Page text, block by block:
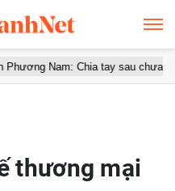
Chia tay sau chưa đầy 1 năm 'hợp
thương mại